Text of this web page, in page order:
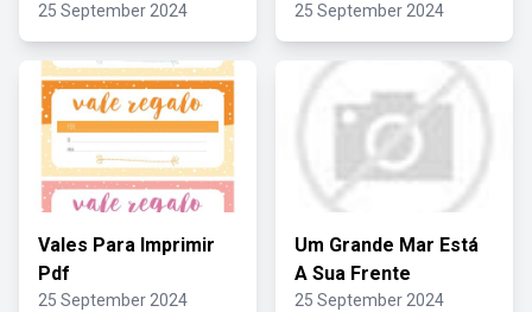
25 September 2024 25 September 2024
Vales Para Imprimir
Pdf
25 September 2024
Um Grande Mar Está
A Sua Frente
25 September 2024